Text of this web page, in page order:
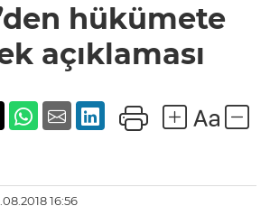
açıklamasıhükümete
açıklaması
16:56